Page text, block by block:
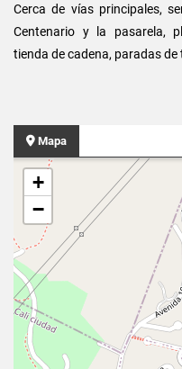
Cerca de vías principales,
Centenario y la pasarela,
tienda de cadena, paradas
Mapa
+
−